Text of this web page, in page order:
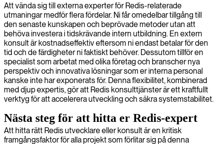
Att vända sig till externa experter för Redis-relaterade
utmaningar medför flera fördelar. Ni får omedelbar tillgång till
den senaste kunskapen och beprövade metoder utan att
behöva investera i tidskrävande intern utbildning. En extern
konsult är kostnadseffektiv eftersom ni endast betalar för den
tid och de färdigheter ni faktiskt behöver. Dessutom tillför en
specialist som arbetat med olika företag och branscher nya
perspektiv och innovativa lösningar som er interna personal
kanske inte har exponerats för. Denna flexibilitet, kombinerad
med djup expertis, gör att Redis konsulttjänster är ett kraftfullt
verktyg för att accelerera utveckling och säkra systemstabilitet.
Nästa steg för att hitta er Redis-expert
Att hitta rätt Redis utvecklare eller konsult är en kritisk
framgångsfaktor för alla projekt som förlitar sig på denna